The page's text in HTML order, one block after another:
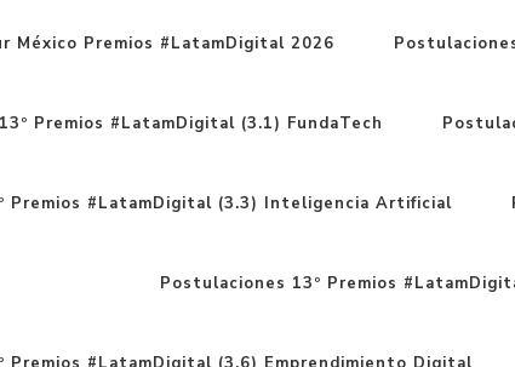
México Premios #LatamDigital 2026
Premios #LatamDigital (3.1) FundaTech
Premios #LatamDigital (3.3) Inteligencia Artificial
Postulaciones 13º Premios